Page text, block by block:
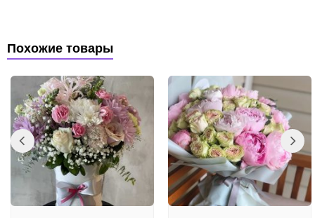
Похожие товары